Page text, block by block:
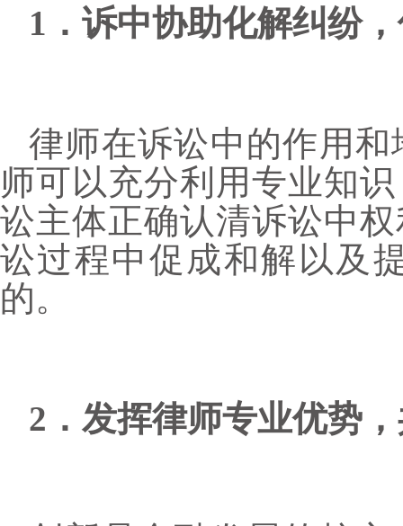
1．诉中协助化解纠纷
律师在诉讼中的作用
师可以充分利用专业知
讼主体正确认清诉讼中
讼过程中促成和解以及
的。
2．发挥律师专业优势